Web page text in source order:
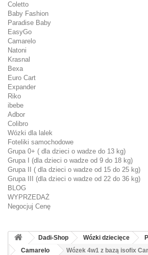
Coletto
Baby Fashion
Paradise Baby
EasyGo
Camarelo
Natoni
Krasnal
Bexa
Euro Cart
Expander
Riko
ibebe
Adbor
Colibro
Wózki dla lalek
Foteliki samochodowe
Grupa 0+ ( dla dzieci o wadze do 13 kg)
Grupa I (dla dzieci o wadze od 9 do 18 kg)
Grupa II ( dla dzieci o wadze od 15 do 25 kg)
Grupa III (dla dzieci o wadze od 22 do 36 kg)
BLOG
WYPRZEDAŻ
Negocjuj Cenę
Dadi-Shop Wózki dziecięce
Camarelo
Wózek 4w1 z bazą isofix